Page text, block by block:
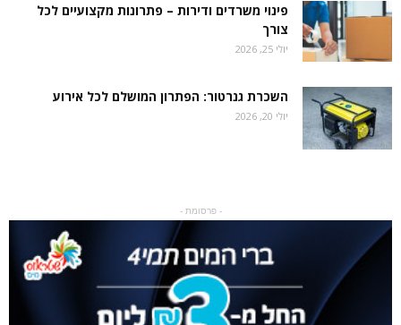
פינוי משרדים ודירות – פתרונות מקצועיים לכל
צורך
יולי 25, 2026
השכרת גנרטור: הפתרון המושלם לכל אירוע
יולי 20, 2026
- פרסומת -